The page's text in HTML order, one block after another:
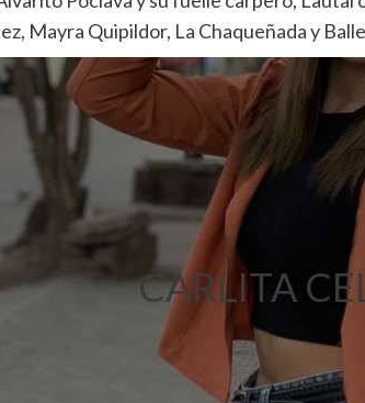
Mayra Quipildor, La Chaqueñada y
CARLITA